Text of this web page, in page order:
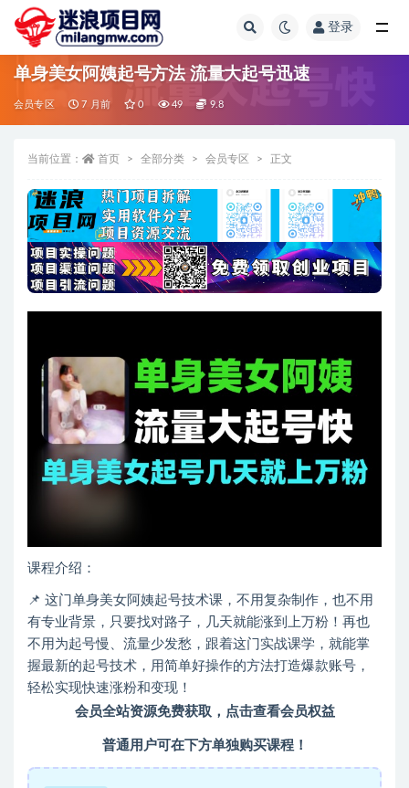
登录
单身美女阿姨起号方法 流量大起号迅速
会员专区 7 月前 0 49 9.8
当前位置： 首页 全部分类 会员专区 正文
课程介绍：
📌 这门单身美女阿姨起号技术课，不用复杂制作，也不用
有专业背景，只要找对路子，几天就能涨到上万粉！再也
不用为起号慢、流量少发愁，跟着这门实战课学，就能掌
握最新的起号技术，用简单好操作的方法打造爆款账号，
轻松实现快速涨粉和变现！
会员全站资源免费获取，点击查看会员权益
普通用户可在下方单独购买课程！
全部